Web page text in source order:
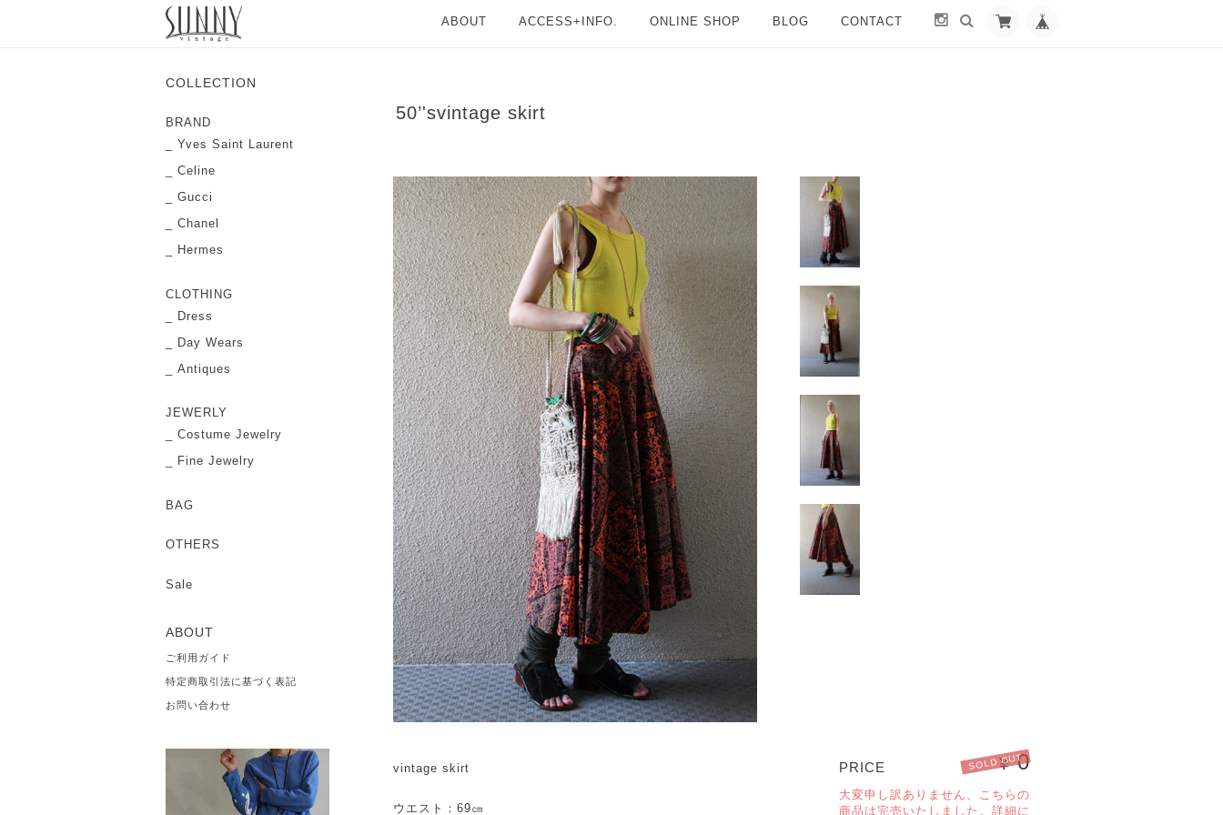
ABOUT ACCESS+INFO. ONLINE SHOP BLOG CONTACT
50’'svintage skirt
vintage skirt
ウエスト：69㎝
PRICE ¥0
SOLD OUT
大変申し訳ありません、こちらの
商品は完売いたしました。詳細に
COLLECTION
BRAND
Yves Saint Laurent
Celine
Gucci
Chanel
Hermes
CLOTHING
Dress
Day Wears
Antiques
JEWERLY
Costume Jewelry
Fine Jewelry
BAG
OTHERS
Sale
ABOUT
ご利用ガイド
特定商取引法に基づく表記
お問い合わせ